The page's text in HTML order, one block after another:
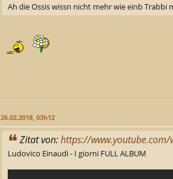
Ah die Ossis wissn nicht mehr wie einb
26.02.2018, 03h12
Zitat von:https://www.youtube.com/
Ludovico Einaudi - I giorni FULL ALBUM